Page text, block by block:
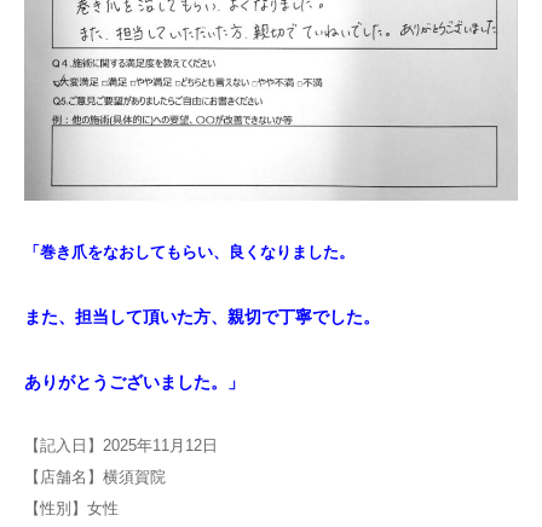
「巻き爪をなおしてもらい、良くなりました。
また、担当して頂いた方、親切で丁寧でした。
ありがとうございました。」
【記入日】2025年11月12日
【店舗名】横須賀院
【性別】女性